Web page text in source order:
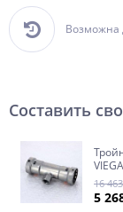
Возможна
Составить
16
5